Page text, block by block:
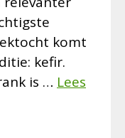
komt
kefir.
is … Lees